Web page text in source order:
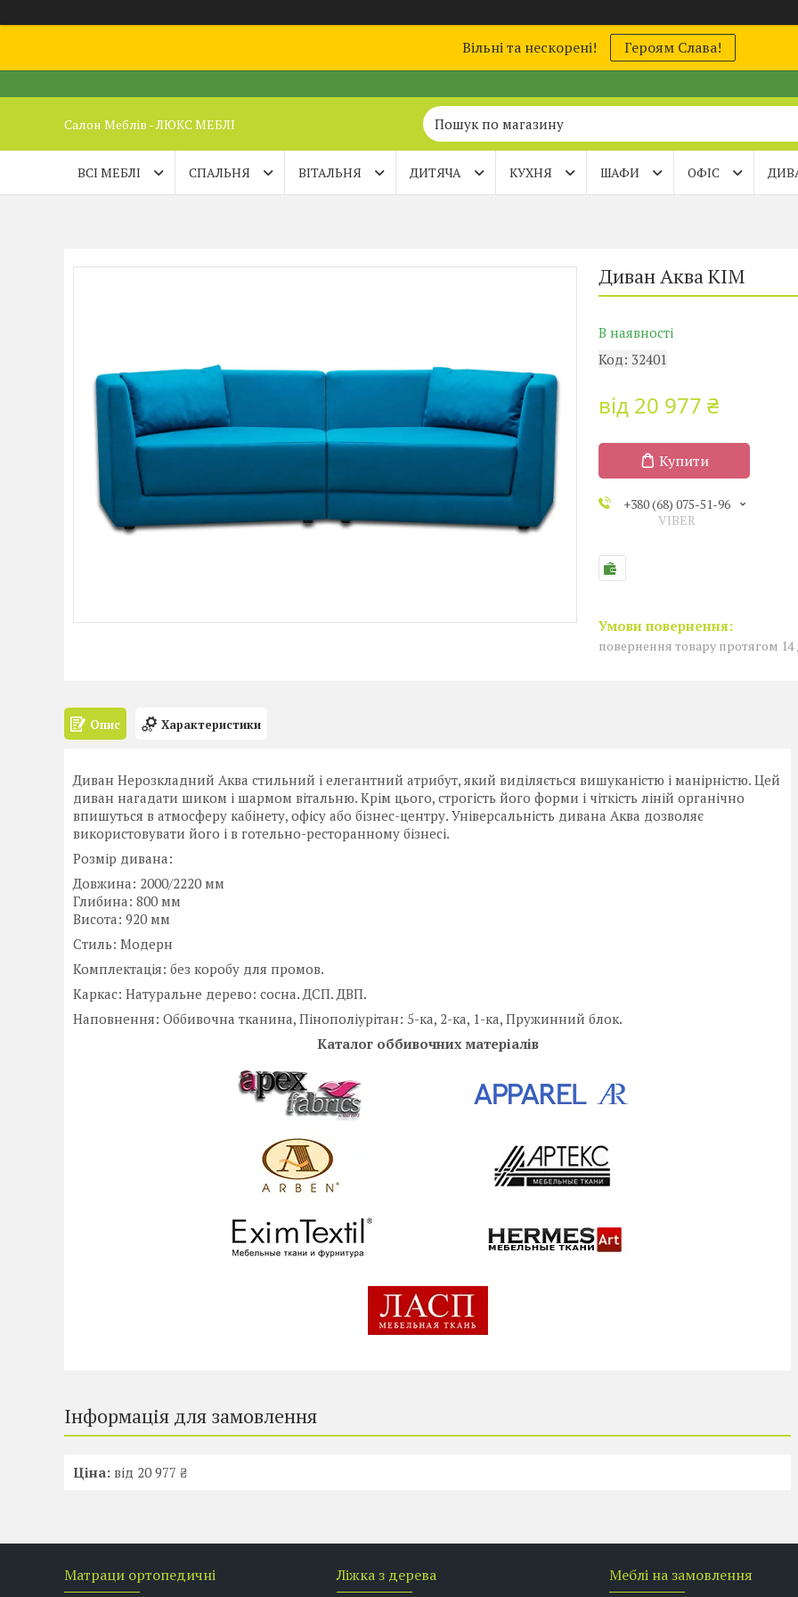
Вільні та нескорені! Героям Слава!
Салон Меблів - ЛЮКС МЕБЛІ
ВСІ МЕБЛІ СПАЛЬНЯ ВІТАЛЬНЯ ДИТЯЧА КУХНЯ ШАФИ ОФІС
Диван Аква КІМ
В наявності
Код: 32401
від 20 977 ₴
Купити
+380 (68) 075-51-96
VIBER
повернення товару протягом 14
Опис Характеристики
Диван Нерозкладний Аква стильний і елегантний атрибут, який виділяється вишуканістю і манірністю. Цей
диван нагадати шиком і шармом вітальню. Крім цього, строгість його форми і чіткість ліній органічно
впишуться в атмосферу кабінету, офісу або бізнес-центру. Універсальність дивана Аква дозволяє
використовувати його і в готельно-ресторанному бізнесі.
Розмір дивана:
Довжина: 2000/2220 мм
Глибина: 800 мм
Висота: 920 мм
Стиль: Модерн
Комплектація: без коробу для промов.
Каркас: Натуральне дерево: сосна. ДСП. ДВП.
Наповнення: Оббивочна тканина, Пінополіурітан: 5-ка, 2-ка, 1-ка, Пружинний блок.
Каталог оббивочних матеріалів
Інформація для замовлення
Ціна: від 20 977 ₴
Матраци ортопедичні Ліжка з дерева Меблі на замовлення